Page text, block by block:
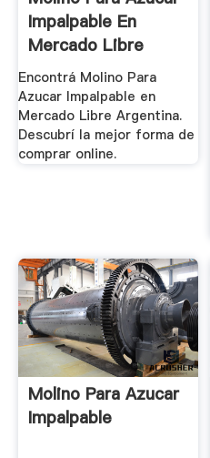
Impalpable En
Mercado Libre
Argentina
Encontrá Molino Para
Azucar Impalpable en
Mercado Libre Argentina.
Descubrí la mejor forma de
comprar online.
Molino Para Azucar
Impalpable